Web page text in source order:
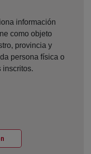
información
como objeto
provincia y
persona física o
inscritos.